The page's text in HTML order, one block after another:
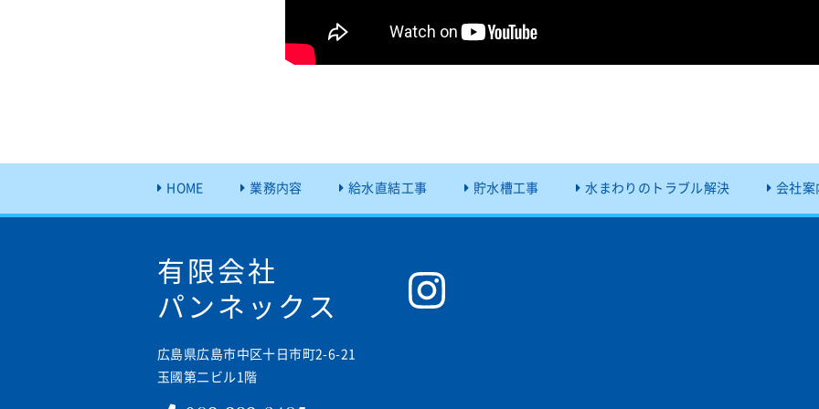
HOME 業務内容 給水直結工事 貯水槽工事 水まわりのトラブル解決 会社案
有限会社
パンネックス
広島県広島市中区十日市町2-6-21
玉國第二ビル1階